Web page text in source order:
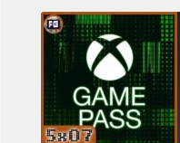
00:00
59:34